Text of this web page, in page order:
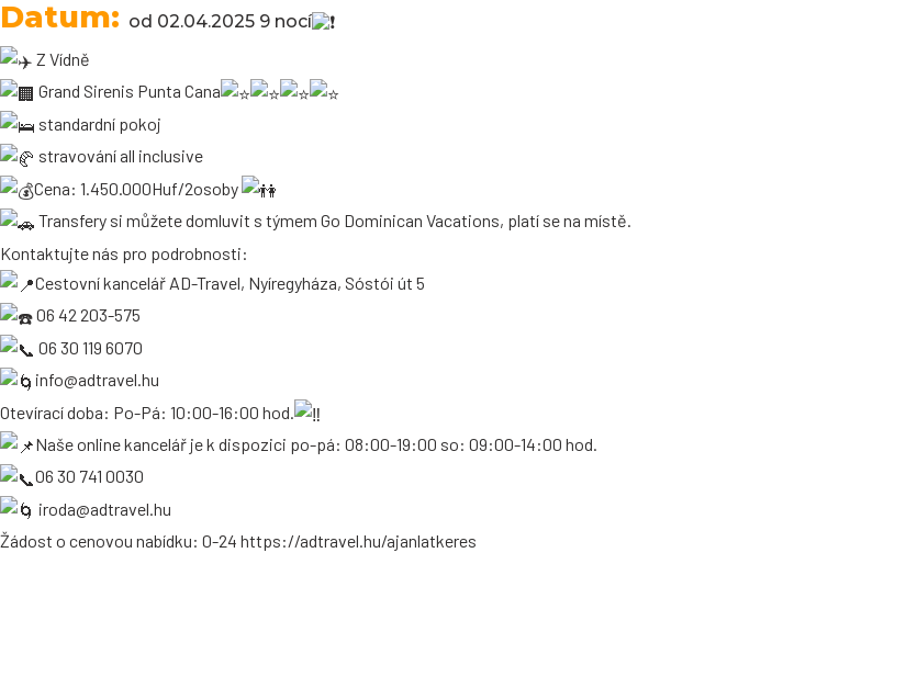
Datum: od 02.04.2025 9 nocí
Z Vídně
Grand Sirenis Punta Cana
standardní pokoj
stravování all inclusive
Cena: 1.450.000Huf/2osoby
Transfery si můžete domluvit s týmem Go Dominican Vacations, platí se na místě.
Kontaktujte nás pro podrobnosti:
Cestovní kancelář AD-Travel, Nyíregyháza, Sóstói út 5
06 42 203-575
06 30 119 6070
info@adtravel.hu
Otevírací doba: Po-Pá: 10:00-16:00 hod.
Naše online kancelář je k dispozici po-pá: 08:00-19:00 so: 09:00-14:00 hod.
06 30 741 0030
iroda@adtravel.hu
Žádost o cenovou nabídku: 0-24 https://adtravel.hu/ajanlatkeres